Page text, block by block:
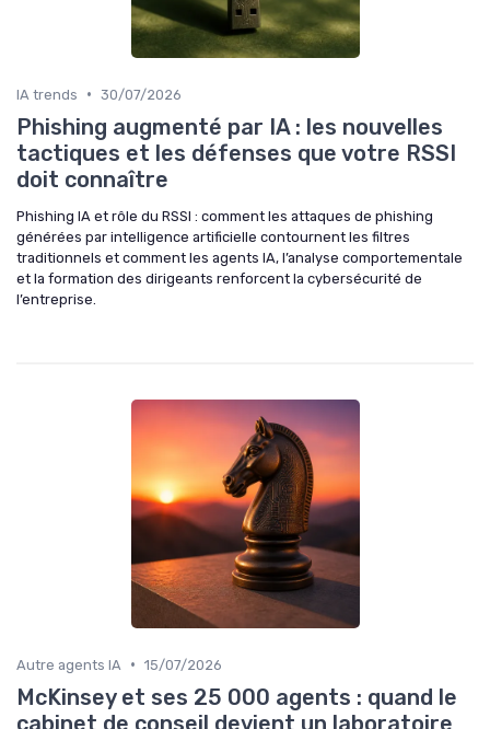
IA trends • 30/07/2026
Phishing augmenté par IA : les nouvelles
tactiques et les défenses que votre RSSI
doit connaître
Phishing IA et rôle du RSSI : comment les attaques de phishing
générées par intelligence artificielle contournent les filtres
traditionnels et comment les agents IA, l’analyse comportementale
et la formation des dirigeants renforcent la cybersécurité de
l’entreprise.
Autre agents IA • 15/07/2026
McKinsey et ses 25 000 agents : quand le
cabinet de conseil devient un laboratoire